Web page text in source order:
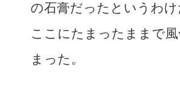
の石膏だったというわ
ここにたまったままで
まった。